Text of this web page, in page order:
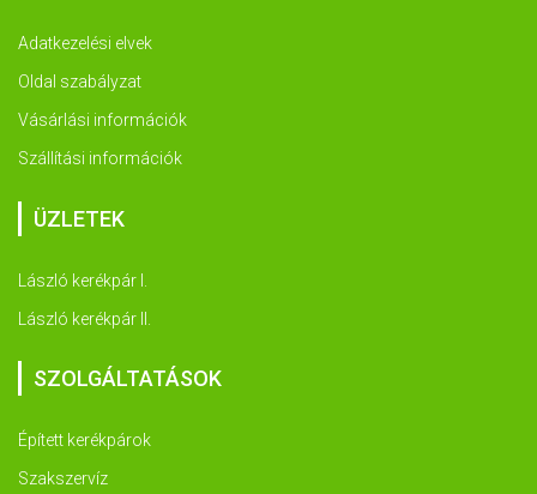
Adatkezelési elvek
Oldal szabályzat
Vásárlási információk
Szállítási információk
ÜZLETEK
László kerékpár I.
László kerékpár II.
SZOLGÁLTATÁSOK
Épített kerékpárok
Szakszervíz